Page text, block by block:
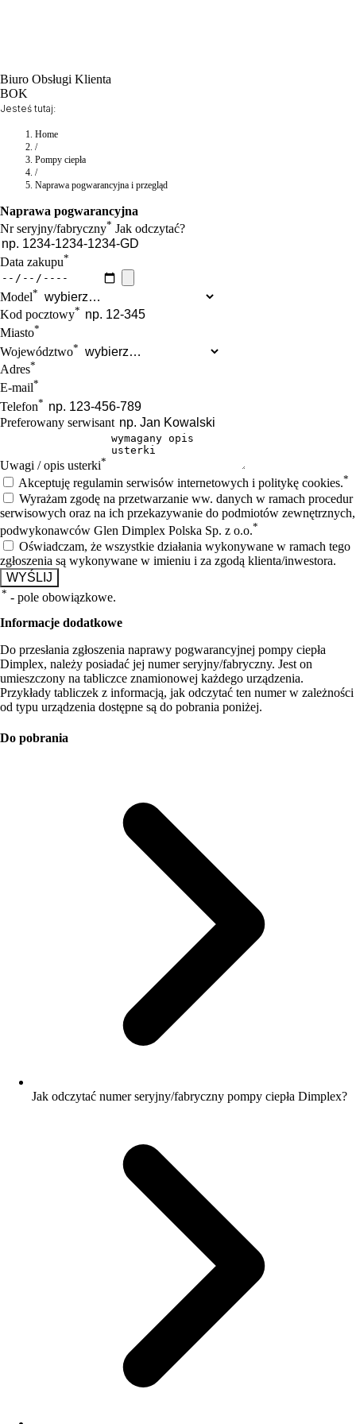
Biuro Obsługi Klienta
BOK
Jesteś tutaj:
Home
/
Pompy ciepła
/
Naprawa pogwarancyjna i przegląd
Naprawa pogwarancyjna
Nr seryjny/fabryczny* Jak odczytać?
Data zakupu*
Model*
Kod pocztowy*
Miasto*
Województwo*
Adres*
E-mail*
Telefon*
Preferowany serwisant
Uwagi / opis usterki*
Akceptuję regulamin serwisów internetowych i politykę cookies.*
Wyrażam zgodę na przetwarzanie ww. danych w ramach procedur
serwisowych oraz na ich przekazywanie do podmiotów zewnętrznych,
podwykonawców Glen Dimplex Polska Sp. z o.o.*
Oświadczam, że wszystkie działania wykonywane w ramach tego
zgłoszenia są wykonywane w imieniu i za zgodą klienta/inwestora.
WYŚLIJ
* - pole obowiązkowe.
Informacje dodatkowe
Do przesłania zgłoszenia naprawy pogwarancyjnej pompy ciepła
Dimplex, należy posiadać jej numer seryjny/fabryczny. Jest on
umieszczony na tabliczce znamionowej każdego urządzenia.
Przykłady tabliczek z informacją, jak odczytać ten numer w zależności
od typu urządzenia dostępne są do pobrania poniżej.
Do pobrania
Jak odczytać numer seryjny/fabryczny pompy ciepła Dimplex?